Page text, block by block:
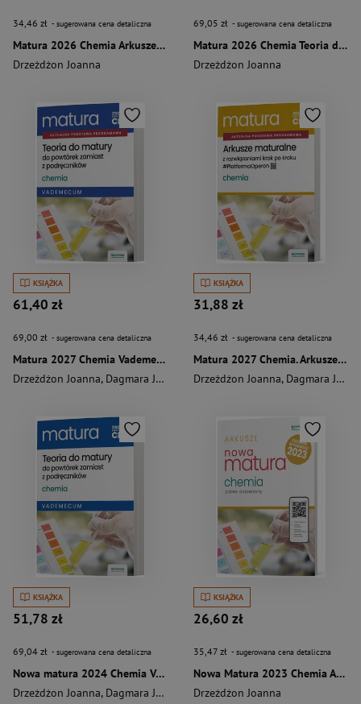
34,46 zł - sugerowana cena detaliczna
Matura 2026 Chemia Arkusze maturalne Zakres rozszerzony
Drzeżdżon Joanna
69,05 zł - sugerowana cena detaliczna
Matura 2026 Chemia Teoria do matury Vademecum
Drzeżdżon Joanna
KSIĄŻKA
61,40 zł
69,00 zł - sugerowana cena detaliczna
Matura 2027 Chemia Vademecum Teoria do matury
Drzeżdżon Joanna, Dagmara Jacewicz
KSIĄŻKA
31,88 zł
34,46 zł - sugerowana cena detaliczna
Matura 2027 Chemia. Arkusze maturalne ZR
Drzeżdżon Joanna, Dagmara Jacewicz
KSIĄŻKA
51,78 zł
69,04 zł - sugerowana cena detaliczna
Nowa matura 2024 Chemia Vademecum zakres rozszerzony
Drzeżdżon Joanna, Dagmara Jacewicz
KSIĄŻKA
26,60 zł
35,47 zł - sugerowana cena detaliczna
Nowa Matura 2023 Chemia Arkusze maturalne Zakres rozszerzony Szkoła ponadpodstawowa
Drzeżdżon Joanna